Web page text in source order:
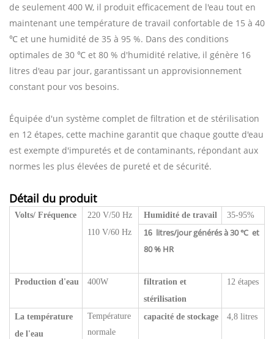
de seulement 400 W, il produit efficacement de l'eau tout en
maintenant une température de travail confortable de 15 à 40
℃ et une humidité de 35 à 95 %. Dans des conditions
optimales de 30 ℃ et 80 % d'humidité relative, il génère 16
litres d'eau par jour, garantissant un approvisionnement
constant pour vos besoins.
Équipée d'un système complet de filtration et de stérilisation
en 12 étapes, cette machine garantit que chaque goutte d'eau
est exempte d'impuretés et de contaminants, répondant aux
normes les plus élevées de pureté et de sécurité.
Détail du produit
Volts/ Fréquence
220 V/50 Hz
110 V/60 Hz
Humidité de travail
35-95%
16 litres/jour générés à 30℃ et
80 % HR
Production d'eau 400W
filtration et
stérilisation
12 étapes
La température
de l'eau
Température
normale
capacité de stockage 4,8 litres